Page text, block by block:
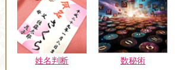
姓名判断 数秘術